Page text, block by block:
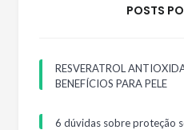
POSTS
RESVERATROL
BENEFÍCIOS PARA PELE
6 dúvidas sobre proteção